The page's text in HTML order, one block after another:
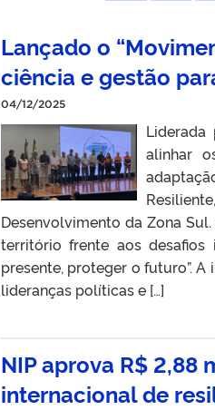
Lançado o
ciência e gestão
04/12/2025
alinhar
Desenvolvimento da Zona
território frente aos desafios
presente, proteger o futuro”.
lideranças políticas e […]
NIP aprova R$ 2,88
internacional de